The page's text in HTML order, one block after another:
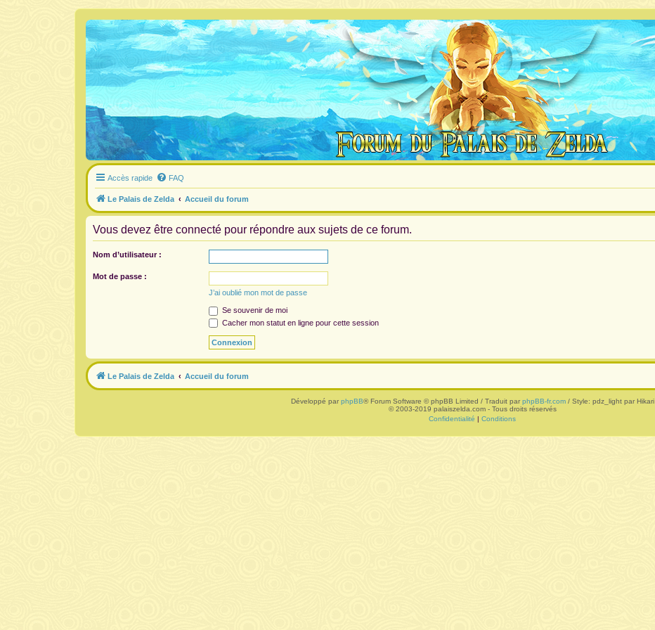
Accès rapide FAQ
Le Palais de Zelda Accueil du forum
Vous devez être connecté pour répondre aux sujets de ce forum.
Nom d’utilisateur :
Mot de passe :
J’ai oublié mon mot de passe
Se souvenir de moi
Cacher mon statut en ligne pour cette session
Le Palais de Zelda Accueil du forum
Développé par phpBB® Forum Software © phpBB Limited / Traduit par phpBB-fr.com/ Style: pdz_light par Hikari
© 2003-2019 palaiszelda.com - Tous droits réservés
Confidentialité | Conditions